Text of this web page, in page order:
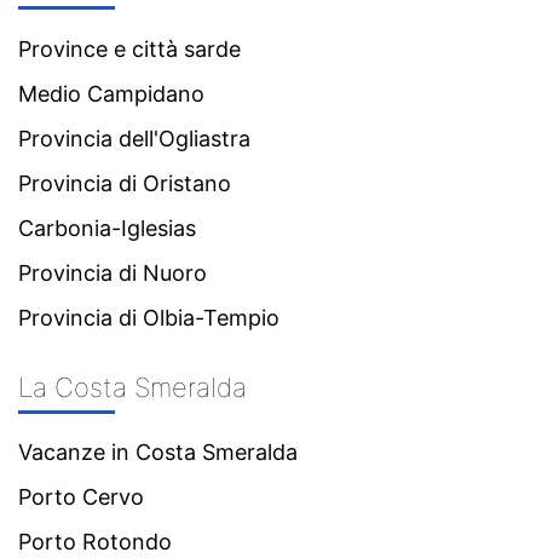
Province e città sarde
Medio Campidano
Provincia dell'Ogliastra
Provincia di Oristano
Carbonia-Iglesias
Provincia di Nuoro
Provincia di Olbia-Tempio
La Costa Smeralda
Vacanze in Costa Smeralda
Porto Cervo
Porto Rotondo